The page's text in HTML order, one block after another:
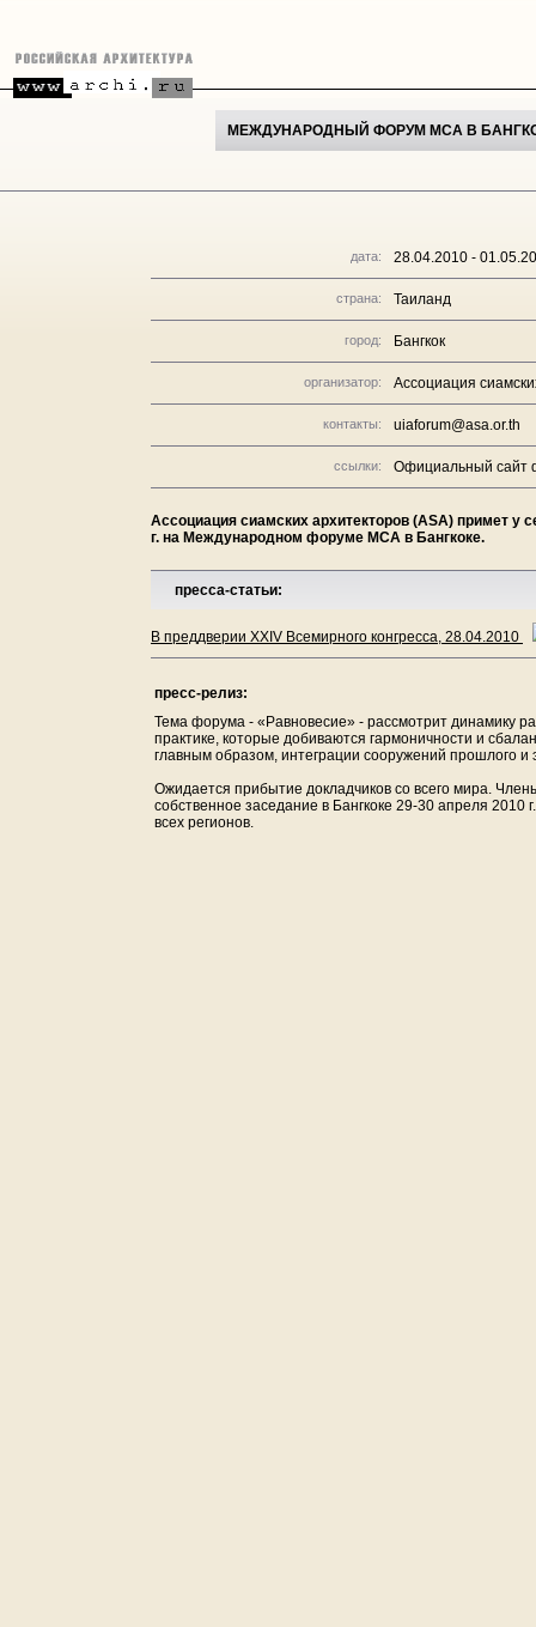
МЕЖДУНАРОДНЫЙ ФОРУМ МСА В
дата: 28.04.2010 -
страна: Таиланд
город: Бангкок
организатор: Ассоциация
контакты: uiaforum@asa.or.th
ссылки: Официальный сайт
Ассоциация сиамских архитекторов (ASA) примет у
г. на Международном форуме МСА в Бангкоке.
пресса-статьи:
В преддверии XXIV Всемирного конгресса, 28.04.2010
пресс-релиз:
Тема форума - «Равновесие» - рассмотрит динамику
практике, которые добиваются гармоничности и
главным образом, интеграции сооружений прошлого
Ожидается прибытие докладчиков со всего мира.
собственное заседание в Бангкоке 29-30 апреля
всех регионов.